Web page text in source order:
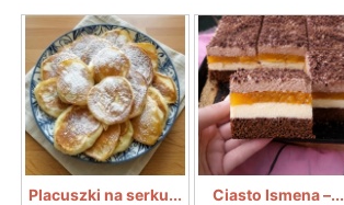
Placuszki na serku... Ciasto Ismena –...